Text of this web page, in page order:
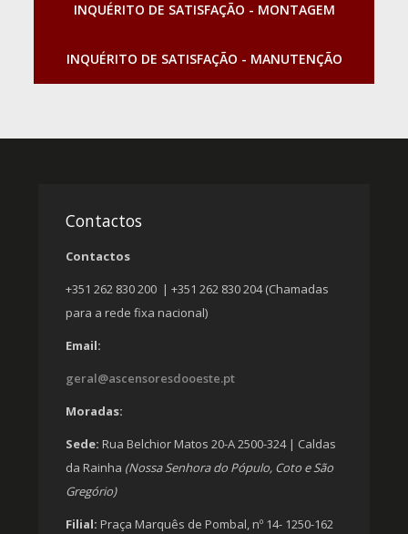
INQUÉRITO DE SATISFAÇÃO - MONTAGEM
INQUÉRITO DE SATISFAÇÃO - MANUTENÇÃO
Contactos
Contactos
+351 262 830 200 | +351 262 830 204 (Chamadas
para a rede fixa nacional)
Email:
geral@ascensoresdooeste.pt
Moradas:
Sede: Rua Belchior Matos 20-A 2500-324 | Caldas
da Rainha (Nossa Senhora do Pópulo, Coto e São
Gregório)
Filial: Praça Marquês de Pombal, nº 14- 1250-162